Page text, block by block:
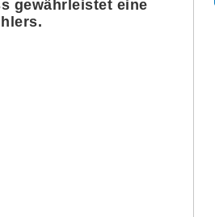
gewährleistet eine